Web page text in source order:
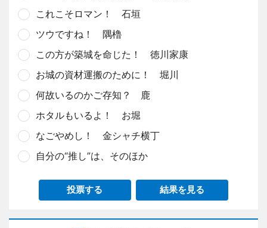
これこそロマン！ 石垣
ツウですね！ 隅櫓
この方が築城を命じた！ 徳川家康
お城の資材運搬のために！ 堀川
何故いるのかご存知？ 鹿
ホタルもいるよ！ お堀
なごやめし！ 金シャチ横丁
自分の“推し”は、そのほか
投票する 結果を見る